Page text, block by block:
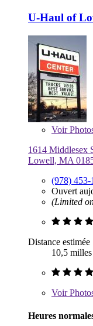
U-Haul of
Voir
1614 Middlesex
Lowell, MA
(978) 453-
Ouvert
(Limited
Distance estimée
10,5 milles
Voir
Heures